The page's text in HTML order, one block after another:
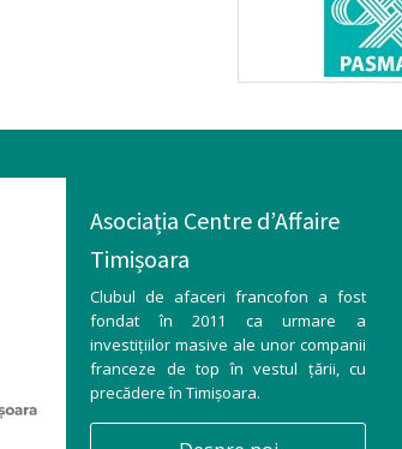
Asociația Centre d’Affaire
Timișoara
Clubul de afaceri francofon a fost
fondat în 2011 ca urmare a
investițiilor masive ale unor companii
franceze de top în vestul țării, cu
precădere în Timișoara.